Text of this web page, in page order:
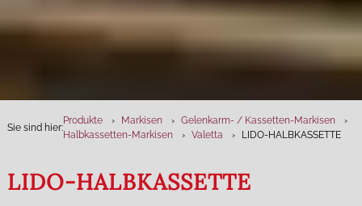
Sie sind hier:
Produkte Markisen
Gelenkarm- / Kassetten-Markisen
Halbkassetten-Markisen
Valetta LIDO-HALBKASSETTE
LIDO-HALBKASSETTE